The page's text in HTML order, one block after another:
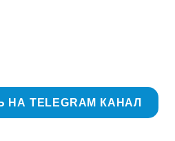
НА TELEGRAM КАНАЛ